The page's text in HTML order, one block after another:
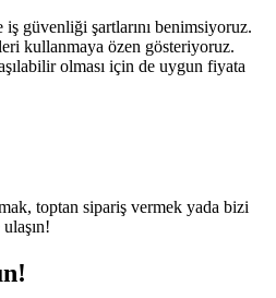
güvenliği şartlarını benimsiyoruz.
kullanmaya özen gösteriyoruz.
olması için de uygun fiyata
toptan sipariş vermek yada bizi